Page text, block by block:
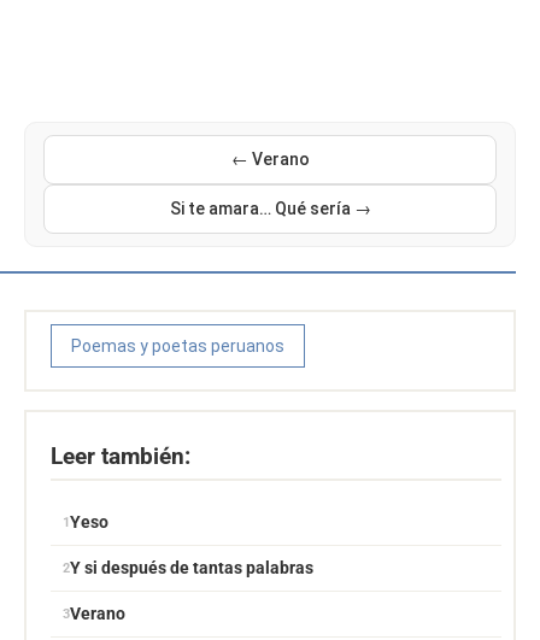
← Verano
Si te amara… Qué sería →
Poemas y poetas peruanos
Leer también:
Yeso
Y si después de tantas palabras
Verano